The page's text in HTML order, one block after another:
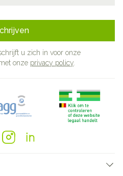
u zich in voor onze
onze privacy policy